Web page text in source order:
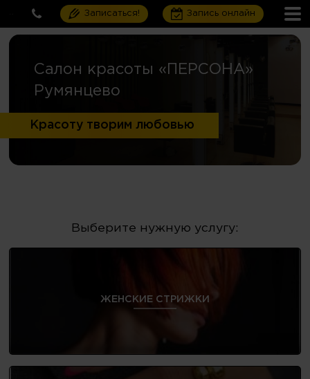
Записаться! Запись онлайн
Салон красоты «ПЕРСОНА»
Румянцево
Красоту творим любовью
Выберите нужную услугу:
ЖЕНСКИЕ СТРИЖКИ